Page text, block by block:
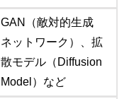
GAN（敵対的生成
ネットワーク）、拡
散モデル（Diffusion
Model）など